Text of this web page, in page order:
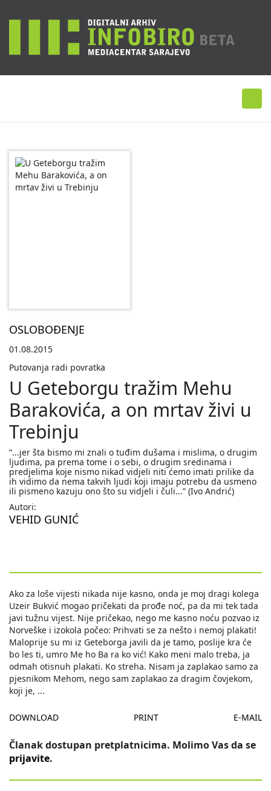
OSLOBOĐENJE
01.08.2015
Putovanja radi povratka
U Geteborgu tražim Mehu
Barakovića, a on mrtav živi u
Trebinju
“...jer šta bismo mi znali o tuđim dušama i mislima, o drugim
ljudima, pa prema tome i o sebi, o drugim sredinama i
predjelima koje nismo nikad vidjeli niti ćemo imati prilike da
ih vidimo da nema takvih ljudi koji imaju potrebu da usmeno
ili pismeno kazuju ono što su vidjeli i čuli...” (Ivo Andrić)
Autori:
VEHID GUNIĆ
Ako za loše vijesti nikada nije kasno, onda je moj dragi kolega
Uzeir Bukvić mogao pričekati da prođe noć, pa da mi tek tada
javi tužnu vijest. Nije pričekao, nego me kasno noću pozvao iz
Norveške i izokola počeo: Prihvati se za nešto i nemoj plakati!
Maloprije su mi iz Geteborga javili da je tamo, poslije kra će
bo les ti, umro Me ho Ba ra ko vić! Kako meni malo treba, ja
odmah otisnuh plakati. Ko streha. Nisam ja zaplakao samo za
pjesnikom Mehom, nego sam zaplakao za dragim čovjekom,
koji je, ...
DOWNLOAD PRINT E-MAIL
Članak dostupan pretplatnicima. Molimo Vas da se
prijavite.